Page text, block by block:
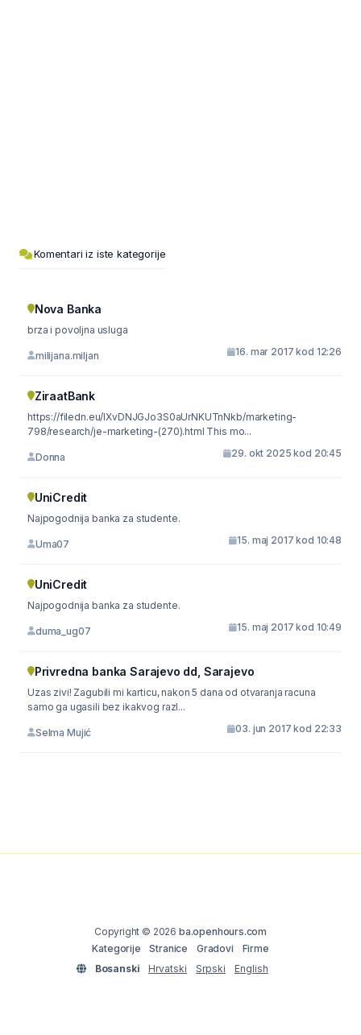
Komentari iz iste kategorije
Nova Banka
brza i povoljna usluga
milijana.miljan 16. mar 2017 kod 12:26
ZiraatBank
https://filedn.eu/lXvDNJGJo3S0aUrNKUTnNkb/marketing-
798/research/je-marketing-(270).html This mo...
Donna 29. okt 2025 kod 20:45
UniCredit
Najpogodnija banka za studente.
Uma07 15. maj 2017 kod 10:48
UniCredit
Najpogodnija banka za studente.
duma_ug07 15. maj 2017 kod 10:49
Privredna banka Sarajevo dd, Sarajevo
Uzas zivi! Zagubili mi karticu, nakon 5 dana od otvaranja racuna
samo ga ugasili bez ikakvog razl...
Selma Mujić 03. jun 2017 kod 22:33
Copyright © 2026 ba.openhours.com
Kategorije
Stranice Gradovi
Firme
Bosanski
Hrvatski Srpski English